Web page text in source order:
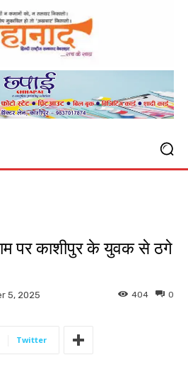
पर काशीपुर के युवक से ठगे
5, 2025 0
404
Twitter